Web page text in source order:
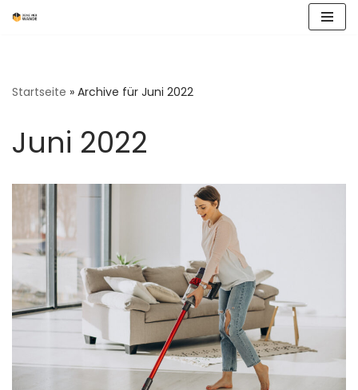
Startseite » Archive für Juni 2022
Juni 2022